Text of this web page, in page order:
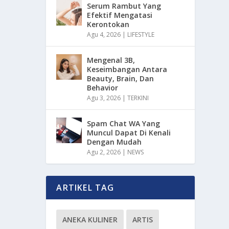
Serum Rambut Yang
Efektif Mengatasi
Kerontokan
Agu 4, 2026 | LIFESTYLE
Mengenal 3B,
Keseimbangan Antara
Beauty, Brain, Dan
Behavior
Agu 3, 2026 |TERKINI
Spam Chat WA Yang
Muncul Dapat Di Kenali
Dengan Mudah
Agu 2, 2026 | NEWS
ARTIKEL TAG
ANEKA KULINER ARTIS